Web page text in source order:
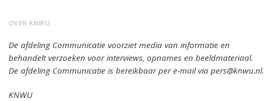
OVER KNWU
De afdeling Communicatie voorziet media van informatie en
behandelt verzoeken voor interviews, opnames en beeldmateriaal.
De afdeling Communicatie is bereikbaar per e-mail via pers@knwu.nl.
KNWU